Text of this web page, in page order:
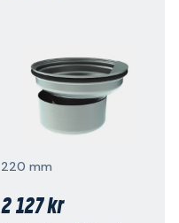
220 mm
2 127 kr